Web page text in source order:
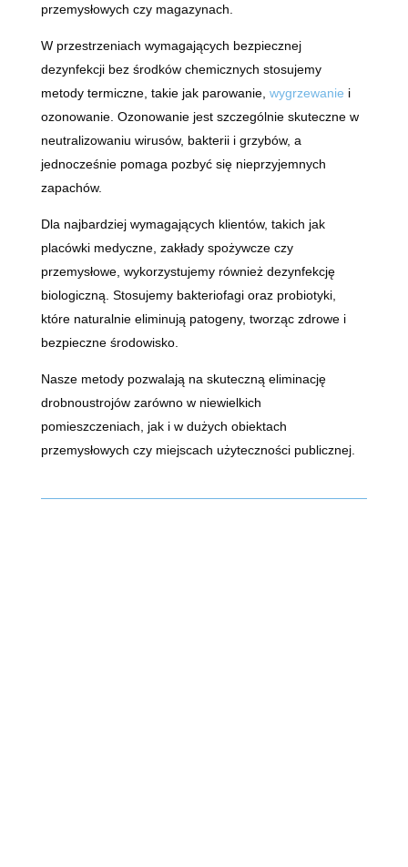
przemysłowych czy magazynach.
W przestrzeniach wymagających bezpiecznej
dezynfekcji bez środków chemicznych stosujemy
metody termiczne, takie jak parowanie, wygrzewanie i
ozonowanie. Ozonowanie jest szczególnie skuteczne w
neutralizowaniu wirusów, bakterii i grzybów, a
jednocześnie pomaga pozbyć się nieprzyjemnych
zapachów.
Dla najbardziej wymagających klientów, takich jak
placówki medyczne, zakłady spożywcze czy
przemysłowe, wykorzystujemy również dezynfekcję
biologiczną. Stosujemy bakteriofagi oraz probiotyki,
które naturalnie eliminują patogeny, tworząc zdrowe i
bezpieczne środowisko.
Nasze metody pozwalają na skuteczną eliminację
drobnoustrojów zarówno w niewielkich
pomieszczeniach, jak i w dużych obiektach
przemysłowych czy miejscach użyteczności publicznej.